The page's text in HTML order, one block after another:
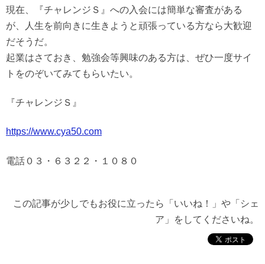
現在、『チャレンジＳ』への入会には簡単な審査がある
が、人生を前向きに生きようと頑張っている方なら大歓迎
だそうだ。
起業はさておき、勉強会等興味のある方は、ぜひ一度サイ
トをのぞいてみてもらいたい。
『チャレンジＳ』
https://www.cya50.com
電話０３・６３２２・１０８０
この記事が少しでもお役に立ったら「いいね！」や「シェ
ア」をしてくださいね。